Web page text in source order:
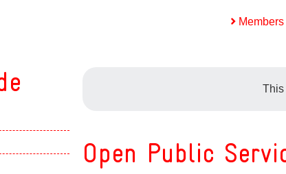
Show subpages
Members
This
Open Public